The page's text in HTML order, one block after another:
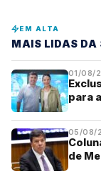
EM ALTA
MAIS LIDAS DA
01/08/
para
05/08/
de